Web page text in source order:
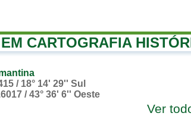
CARTOGRAFIA
/ 18° 14' 29'' Sul
/ 43° 36' 6'' Oeste
Ver